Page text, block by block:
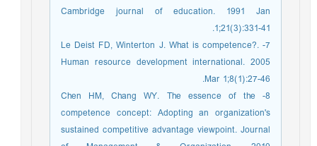
Cambridge journal of education. 1991 Jan
1;21(3):331-41.
7- Le Deist FD, Winterton J. What is competence?.
Human resource development international. 2005
Mar 1;8(1):27-46.
8- Chen HM, Chang WY. The essence of the
competence concept: Adopting an organization's
sustained competitive advantage viewpoint. Journal